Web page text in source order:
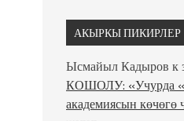
АКЫРКЫ ПИКИРЛЕР
Ысмайыл Кадыров к
КОШОЛУ: «Учурда
академиясын